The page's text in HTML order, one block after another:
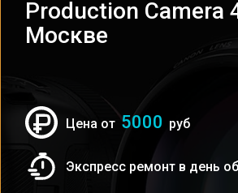
Production Camera
Москве
Цена от 5000 руб
Экспресс ремонт в день